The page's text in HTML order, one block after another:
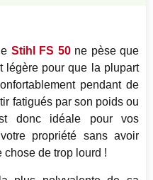
Stihl FS 50ne pèse que
légère pour que la plupart
pendant de
fatigués par son poids ou
donc idéale pour vos
propriété sans avoir
chose de trop lourd !